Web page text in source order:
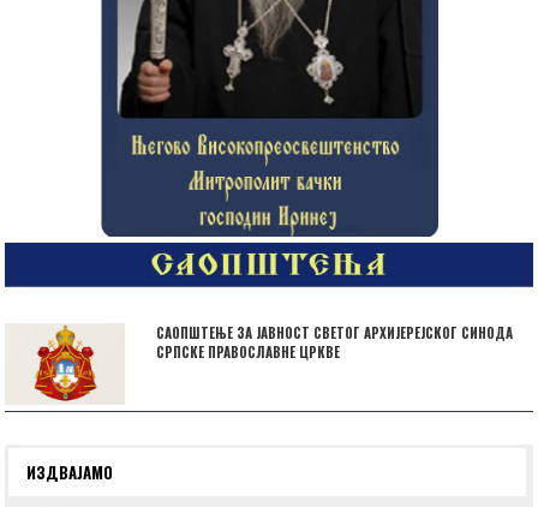
САОПШТЕЊЕ ЗА ЈАВНОСТ СВЕТОГ АРХИЈЕРЕЈСКОГ СИНОДА
СРПСКЕ ПРАВОСЛАВНЕ ЦРКВЕ
ИЗДВАЈАМО